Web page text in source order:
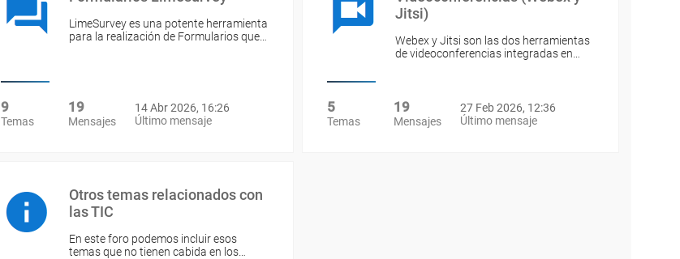
LimeSurvey es una potente herramienta
para la realización de Formularios que…
9
Temas
19
Mensajes
14 Abr 2026, 16:26
Último mensaje
Jitsi)
Webex y Jitsi son las dos herramientas
de videoconferencias integradas en…
5
Temas
19
Mensajes
27 Feb 2026, 12:36
Último mensaje
Otros temas relacionados con
las TIC
En este foro podemos incluir esos
temas que no tienen cabida en los…